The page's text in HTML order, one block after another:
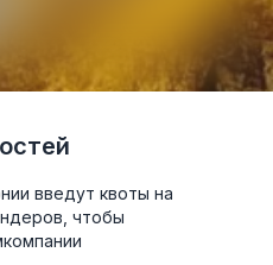
введут квоты на
чтобы